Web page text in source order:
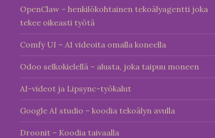
OpenClaw – henkilökohtainen tekoälyagentti joka
tekee oikeasti työtä
Comfy UI – AI videoita omalla koneella
Odoo selkokielellä – alusta, joka taipuu moneen
AI-videot ja Lipsync-työkalut
Google AI studio – koodia tekoälyn avulla
Droonit – Koodia taivaalla